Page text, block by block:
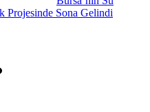
Projesinde Sona Gelindi